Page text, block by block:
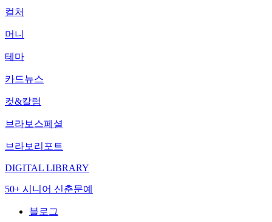
컬처
머니
테마
카드뉴스
컷&칼럼
브라보스페셜
브라보리포트
DIGITAL LIBRARY
50+ 시니어 신춘문예
블로그